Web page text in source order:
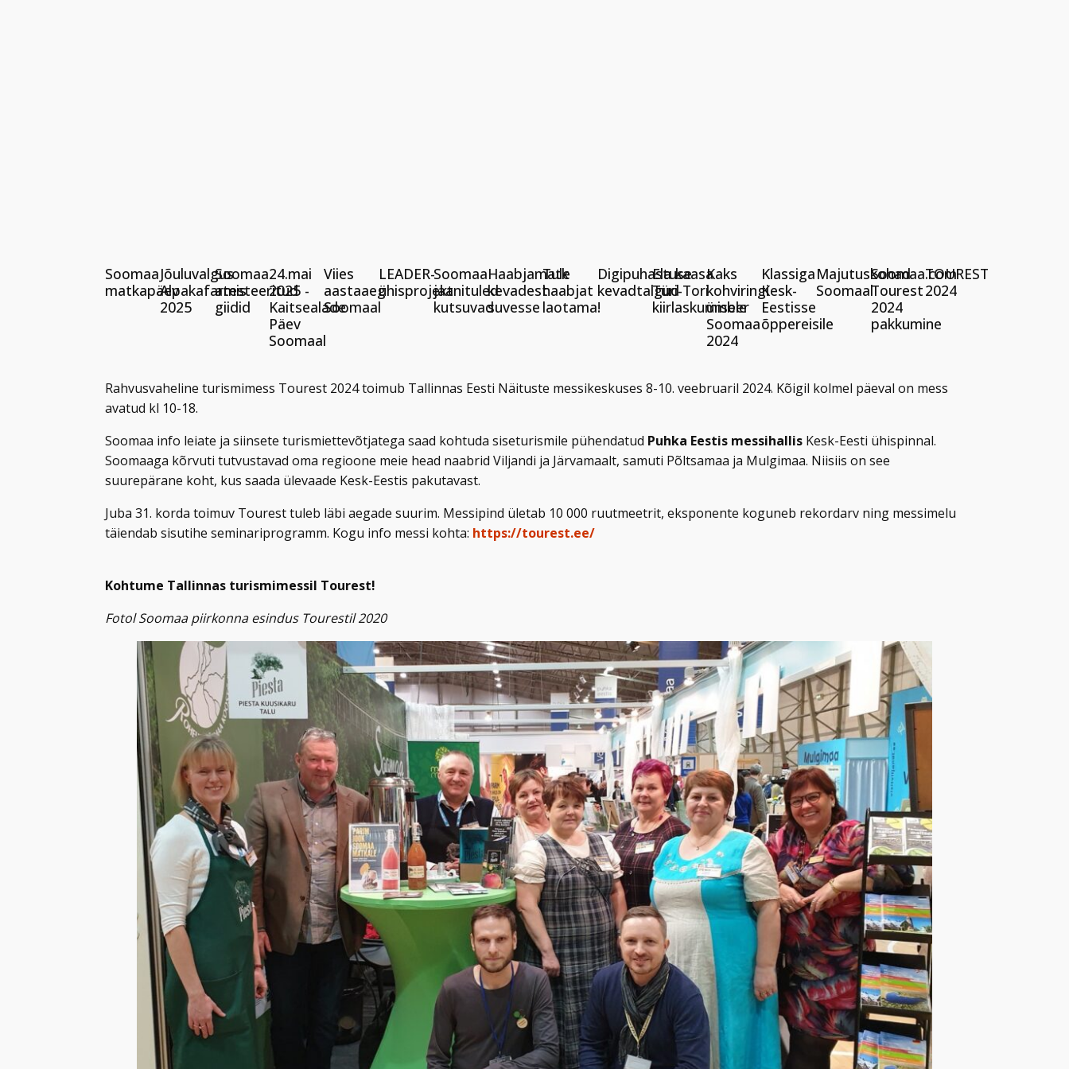
Soomaa
matkapäev
Jõuluvalgus
Alpakafarmis
2025
Soomaa
atesteeritud
giidid
24.mai
2025 -
Kaitsealade
Päev
Soomaal
Viies
aastaaeg
Soomaal
LEADER-
ühisprojekt
Soomaa
jaanituled
kutsuvad
Haabjamatk
kevadest
suvesse
Tule
haabjat
laotama!
Digipuhastuse
kevadtalgud
Ela kaasa
Türi-Tori
kiirlaskumisele
Kaks
kohviringi
ümber
Soomaa
2024
Klassiga
Kesk-
Eestisse
õppereisile
Majutuskohad
Soomaal
Soomaa.com
Tourest
2024
pakkumine
TOUREST
2024
Rahvusvaheline turismimess Tourest 2024 toimub Tallinnas Eesti Näituste messikeskuses 8-10. veebruaril 2024. Kõigil kolmel päeval on mess
avatud kl 10-18.
Soomaa info leiate ja siinsete turismiettevõtjatega saad kohtuda siseturismile pühendatud Puhka Eestis messihallis Kesk-Eesti ühispinnal.
Soomaaga kõrvuti tutvustavad oma regioone meie head naabrid Viljandi ja Järvamaalt, samuti Põltsamaa ja Mulgimaa. Niisiis on see
suurepärane koht, kus saada ülevaade Kesk-Eestis pakutavast.
Juba 31. korda toimuv Tourest tuleb läbi aegade suurim. Messipind ületab 10 000 ruutmeetrit, eksponente koguneb rekordarv ning messimelu
täiendab sisutihe seminariprogramm. Kogu info messi kohta: https://tourest.ee/
Kohtume Tallinnas turismimessil Tourest!
Fotol Soomaa piirkonna esindus Tourestil 2020